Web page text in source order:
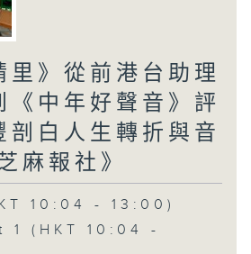
里》從前港台助理
《中年好聲音》評
剖白人生轉折與音
麻報社》
10:04 - 13:00)
1 (HKT 10:04 -